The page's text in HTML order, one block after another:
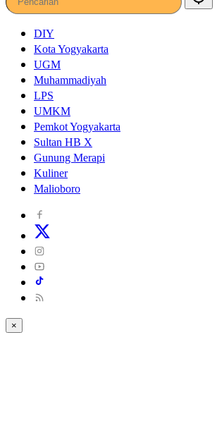
DIY
Kota Yogyakarta
UGM
Muhammadiyah
LPS
UMKM
Pemkot Yogyakarta
Sultan HB X
Gunung Merapi
Kuliner
Malioboro
×